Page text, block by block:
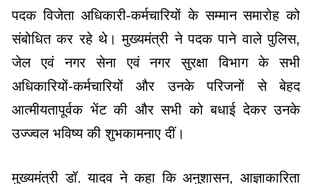
पदक विजेता अधिकारी-कर्मचारियों के सम्मान समारोह को
संबोधित कर रहे थे। मुख्यमंत्री ने पदक पाने वाले पुलिस,
जेल एवं नगर सेना एवं नगर सुरक्षा विभाग के सभी
अधिकारियों-कर्मचारियों और उनके परिजनों से बेहद
आत्मीयतापूर्वक भेंट की और सभी को बधाई देकर उनके
उज्ज्वल भविष्य की शुभकामनाए दीं।
मुख्यमंत्री डॉ. यादव ने कहा कि अनुशासन, आज्ञाकारिता